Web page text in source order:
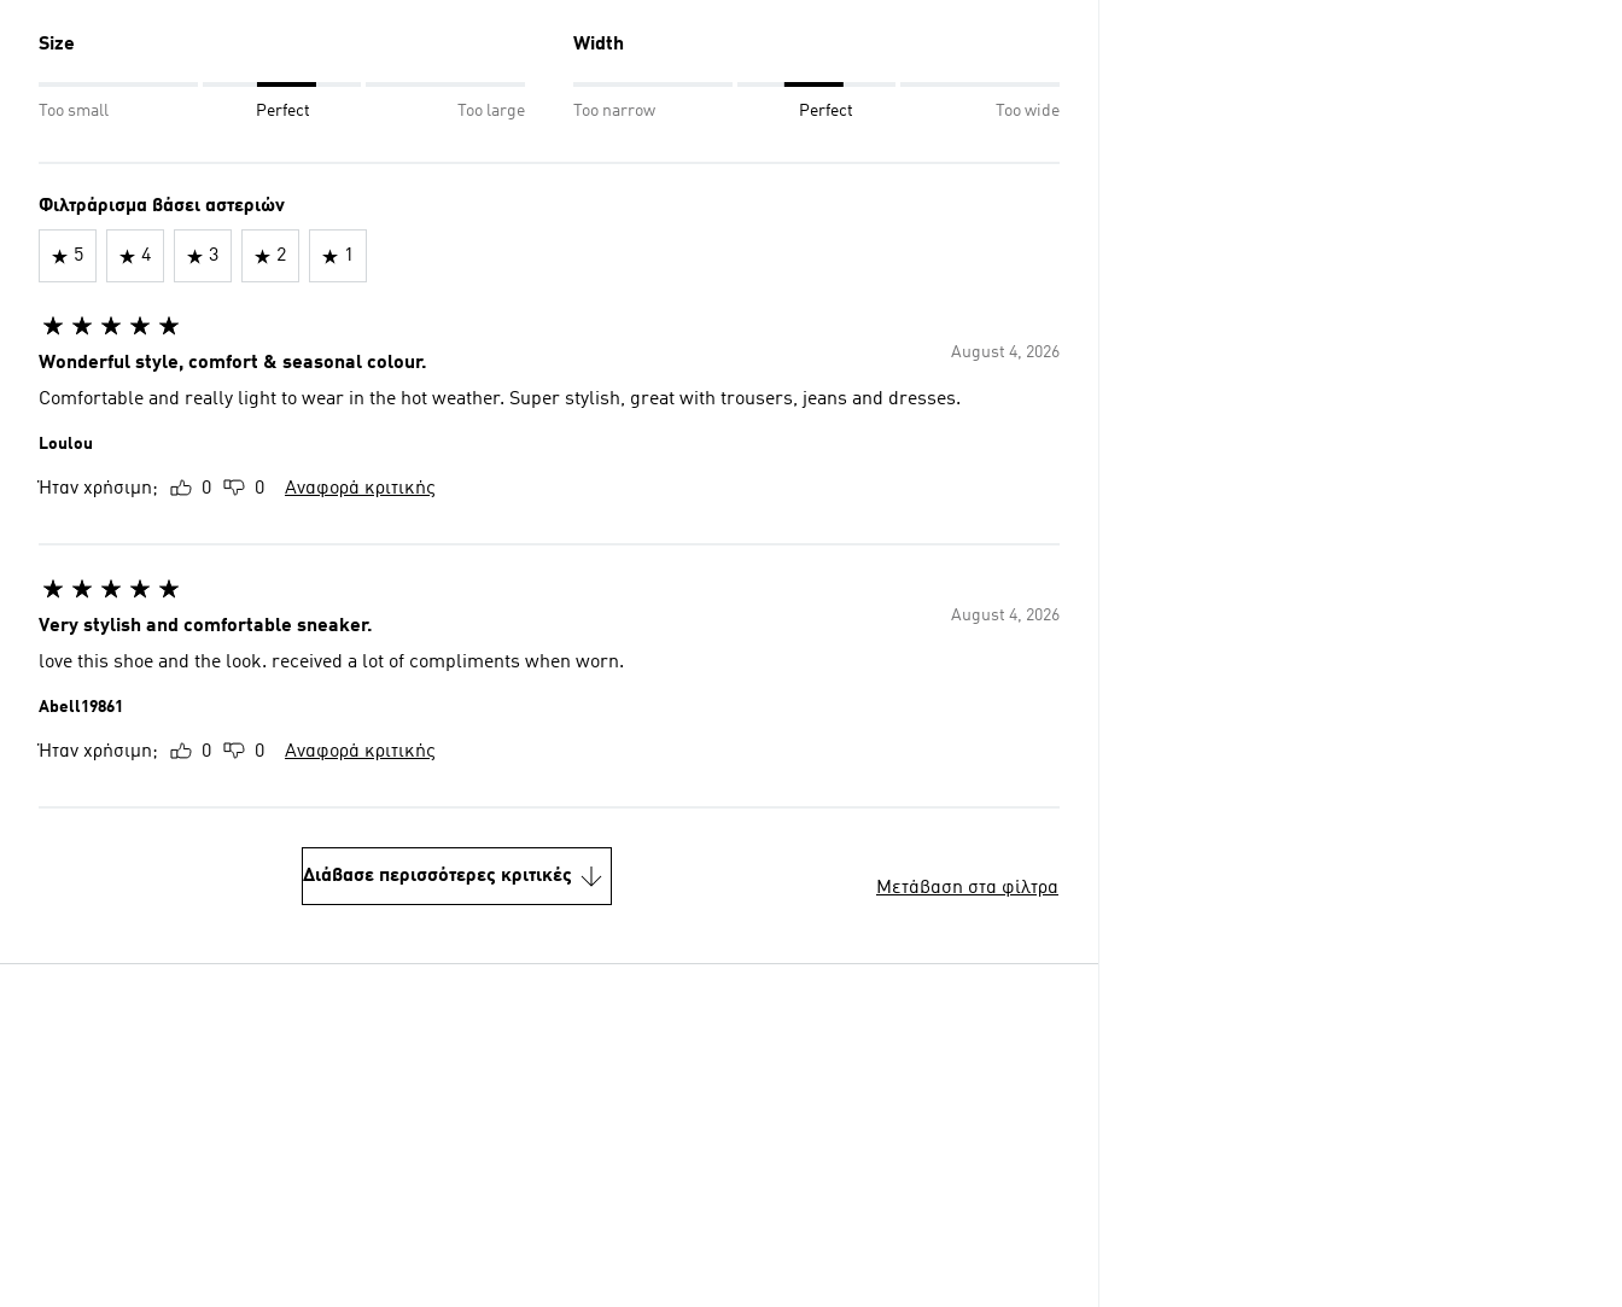
Size
Too small Perfect Too large
Width
Too narrow Perfect Too wide
Φιλτράρισμα βάσει αστεριών
5 4 3 2 1
August 4, 2026
Wonderful style, comfort & seasonal colour.
Comfortable and really light to wear in the hot weather. Super stylish, great with trousers, jeans and dresses.
Loulou
Ήταν χρήσιμη; 0 0 Αναφορά κριτικής
August 4, 2026
Very stylish and comfortable sneaker.
love this shoe and the look. received a lot of compliments when worn.
Abell19861
Ήταν χρήσιμη; 0 0 Αναφορά κριτικής
Διάβασε περισσότερες κριτικές
Μετάβαση στα φίλτρα